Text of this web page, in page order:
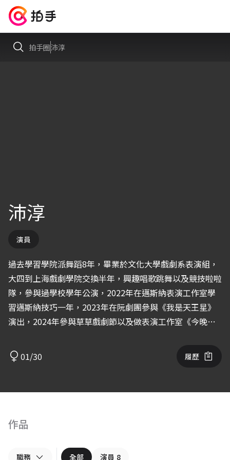
拍手圈沛淳
沛淳
演員
過去學習學院派舞蹈8年，畢業於文化大學戲劇系表演組，
大四到上海戲劇學院交換半年，興趣唱歌跳舞以及競技啦啦
隊，參與過學校學年公演，2022年在邁斯納表演工作室學
習邁斯納技巧一年，2023年在阮劇團參與《我是天王星》
演出，2024年參與草草戲劇節以及做表演工作室《今晚我
01/30
履歷
作品
職務 全部 演員 8